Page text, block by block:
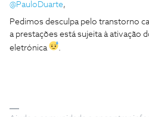
@PauloDuarte,
Pedimos desculpa pelo transtorno
a prestações está sujeita à ativação
eletrónica
.